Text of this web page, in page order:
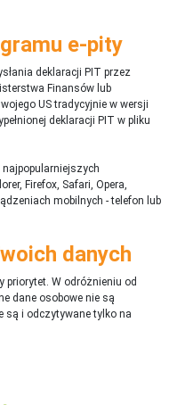
e-pity
deklaracji PIT przez
Finansów lub
US tradycyjnie w wersji
deklaracji PIT w pliku
Firefox, Safari, Opera,
mobilnych - telefon lub
danych
W odróżnieniu od
dane osobowe nie są
są i odczytywane tylko na